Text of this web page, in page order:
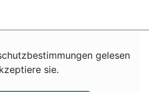
gelesen
sie.